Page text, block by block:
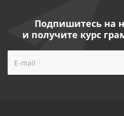
Подпишитесь на
и получите курс